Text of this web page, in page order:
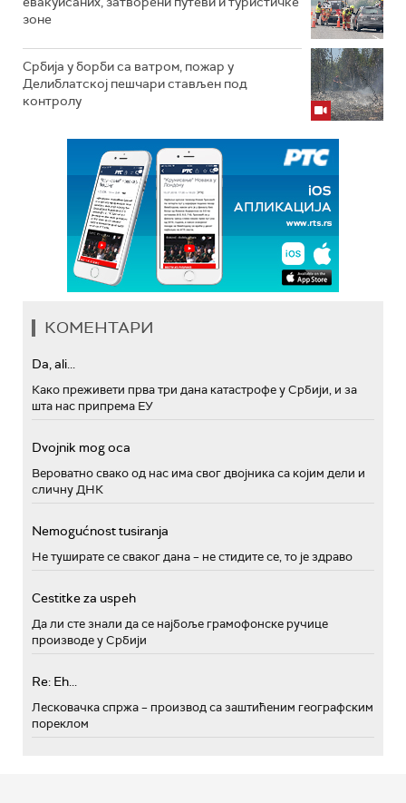
зоне
Србија у борби са ватром, пожар у
Делиблатској пешчари стављен под
контролу
КОМЕНТАРИ
Da, ali...
Како преживети прва три дана катастрофе у Србији, и за
шта нас припрема ЕУ
Dvojnik mog oca
Вероватно свако од нас има свог двојника са којим дели и
сличну ДНК
Nemogućnost tusiranja
Не туширате се сваког дана – не стидите се, то је здраво
Cestitke za uspeh
Да ли сте знали да се најбоље грамофонске ручице
производе у Србији
Re: Eh...
Лесковачка спржа – производ са заштићеним географским
пореклом